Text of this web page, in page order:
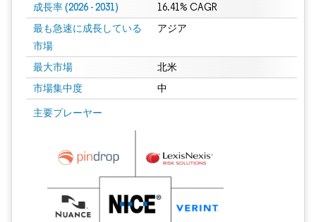
成長率 (2026 - 2031) 16.41% CAGR
最も急速に成長している
市場
アジア
最大市場 北米
市場集中度 中
主要プレーヤー
画像 © Mordor Intelligence。再利用にはCC BY 4.0の表示が必要です。